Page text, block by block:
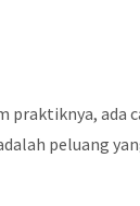
ada
peluang